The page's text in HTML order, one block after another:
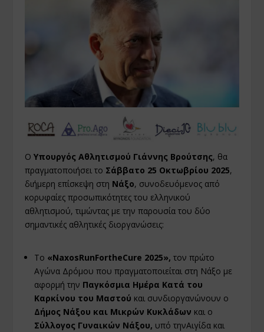
ΟΥπουργός Αθλητισμού Γιάννης Βρούτσης, θα
πραγματοποιήσει τo Σάββατο 25 Οκτωβρίου 2025,
διήμερη επίσκεψη στη Νάξο, συνοδευόμενος από
κορυφαίες προσωπικότητες του ελληνικού
αθλητισμού, τιμώντας με την παρουσία του δύο
σημαντικές αθλητικές διοργανώσεις:
Το «NaxosRunFortheCure 2025»,τον πρώτο
Αγώνα Δρόμου που πραγματοποιείται στη Νάξο με
αφορμή την Παγκόσμια Ημέρα Κατά του
Καρκίνου του Μαστού και συνδιοργανώνουν ο
Δήμος Νάξου και Μικρών Κυκλάδων και ο
Σύλλογος Γυναικών Νάξου, υπό τηνΑιγίδα και